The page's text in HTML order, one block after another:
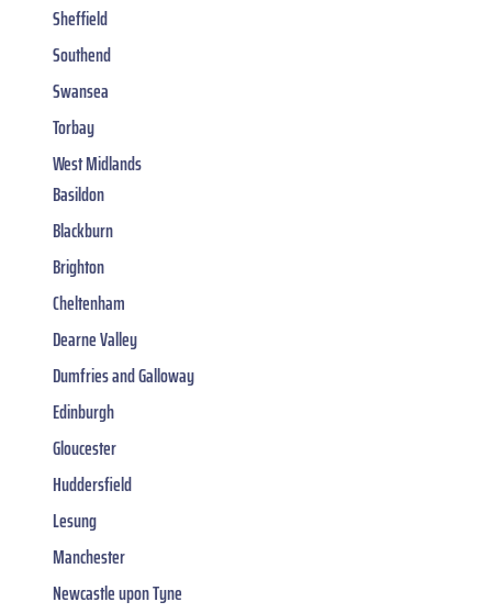
Sheffield
Southend
Swansea
Torbay
West Midlands
Basildon
Blackburn
Brighton
Cheltenham
Dearne Valley
Dumfries and Galloway
Edinburgh
Gloucester
Huddersfield
Lesung
Manchester
Newcastle upon Tyne